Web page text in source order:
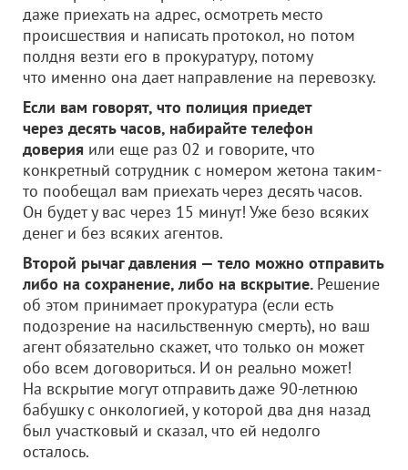
даже приехать на адрес, осмотреть место
происшествия и написать протокол, но потом
полдня везти его в прокуратуру, потому
что именно она дает направление на перевозку.
Если вам говорят, что полиция приедет
через десять часов, набирайте телефон
доверия или еще раз 02 и говорите, что
конкретный сотрудник с номером жетона таким-
то пообещал вам приехать через десять часов.
Он будет у вас через 15 минут! Уже безо всяких
денег и без всяких агентов.
Второй рычаг давления — тело можно отправить
либо на сохранение, либо на вскрытие. Решение
об этом принимает прокуратура (если есть
подозрение на насильственную смерть), но ваш
агент обязательно скажет, что только он может
обо всем договориться. И он реально может!
На вскрытие могут отправить даже 90-летнюю
бабушку с онкологией, у которой два дня назад
был участковый и сказал, что ей недолго
осталось.